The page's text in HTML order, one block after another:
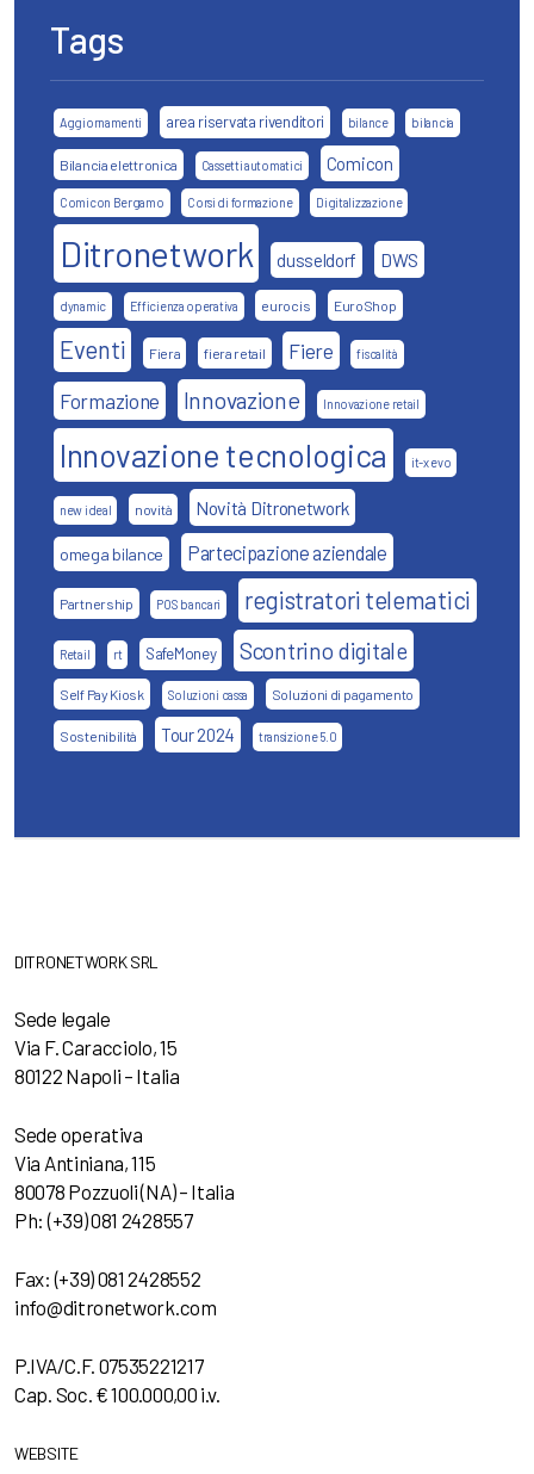
Tags
Aggiornamenti area riservata rivenditori bilance bilancia
Bilancia elettronica Cassetti automatici Comicon
Comicon Bergamo Corsi di formazione Digitalizzazione
Ditronetwork dusseldorf DWS
dynamic Efficienza operativa eurocis EuroShop
Eventi Fiera fiera retail Fiere fiscalità
Formazione Innovazione Innovazione retail
Innovazione tecnologica it-x evo
new ideal novità Novità Ditronetwork
omega bilance Partecipazione aziendale
Partnership POS bancari registratori telematici
Retail rt SafeMoney Scontrino digitale
Self Pay Kiosk Soluzioni cassa Soluzioni di pagamento
Sostenibilità Tour 2024 transizione 5.0
DITRONETWORK SRL
Sede legale
Via F. Caracciolo, 15
80122 Napoli – Italia
Sede operativa
Via Antiniana, 115
80078 Pozzuoli (NA) – Italia
Ph: (+39) 081 2428557
Fax: (+39) 081 2428552
info@ditronetwork.com
P.IVA/C.F. 07535221217
Cap. Soc. € 100.000,00 i.v.
WEBSITE